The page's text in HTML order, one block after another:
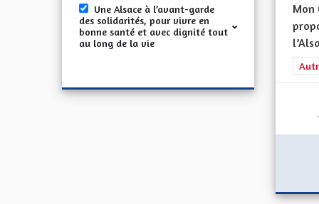
Une Alsace à l’avant-garde
des solidarités, pour vivre en
bonne santé et avec dignité tout
au long de la vie
Mon